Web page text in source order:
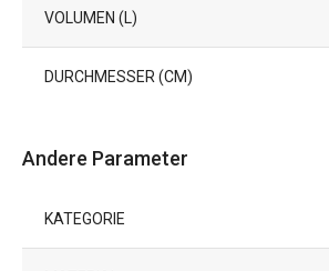
VOLUMEN (L)
DURCHMESSER (CM)
Andere Parameter
KATEGORIE